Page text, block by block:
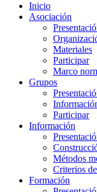
Inicio
Asociación
Materiales
Participar
Marco
Grupos
Participar
Información
Métodos
Criterios
Formación